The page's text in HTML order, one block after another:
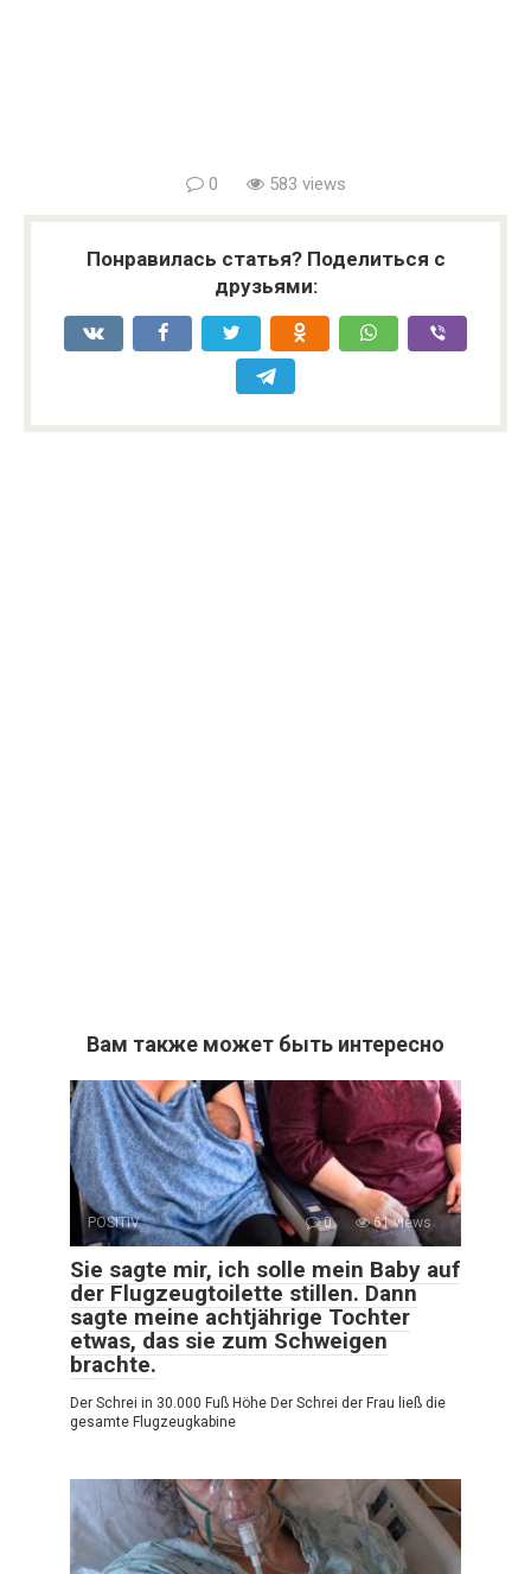
0 583 views
Понравилась статья? Поделиться с
друзьями:
Вам также может быть интересно
POSITIV 0 61 views
Sie sagte mir, ich solle mein Baby auf
der Flugzeugtoilette stillen. Dann
sagte meine achtjährige Tochter
etwas, das sie zum Schweigen
brachte.
Der Schrei in 30.000 Fuß Höhe Der Schrei der Frau ließ die
gesamte Flugzeugkabine